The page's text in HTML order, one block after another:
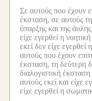
Σε αυτούς που έχουν
έκσταση, σε αυτούς
ύπαρξης και της
είχε εγερθεί η
εκεί δεν είχε
αυτούς που έχουν
έκσταση, τη δεύτερη
διαλογιστική
αυτούς εκεί και είχε
είχε εγερθεί η